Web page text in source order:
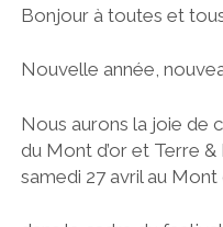
Bonjour à toutes et
Nouvelle année,
Nous aurons la joie de
du Mont d’or et Terre
samedi 27 avril au Mont